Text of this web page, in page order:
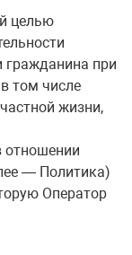
целью
гражданина при
том числе
жизни,
отношении
— Политика)
Оператор